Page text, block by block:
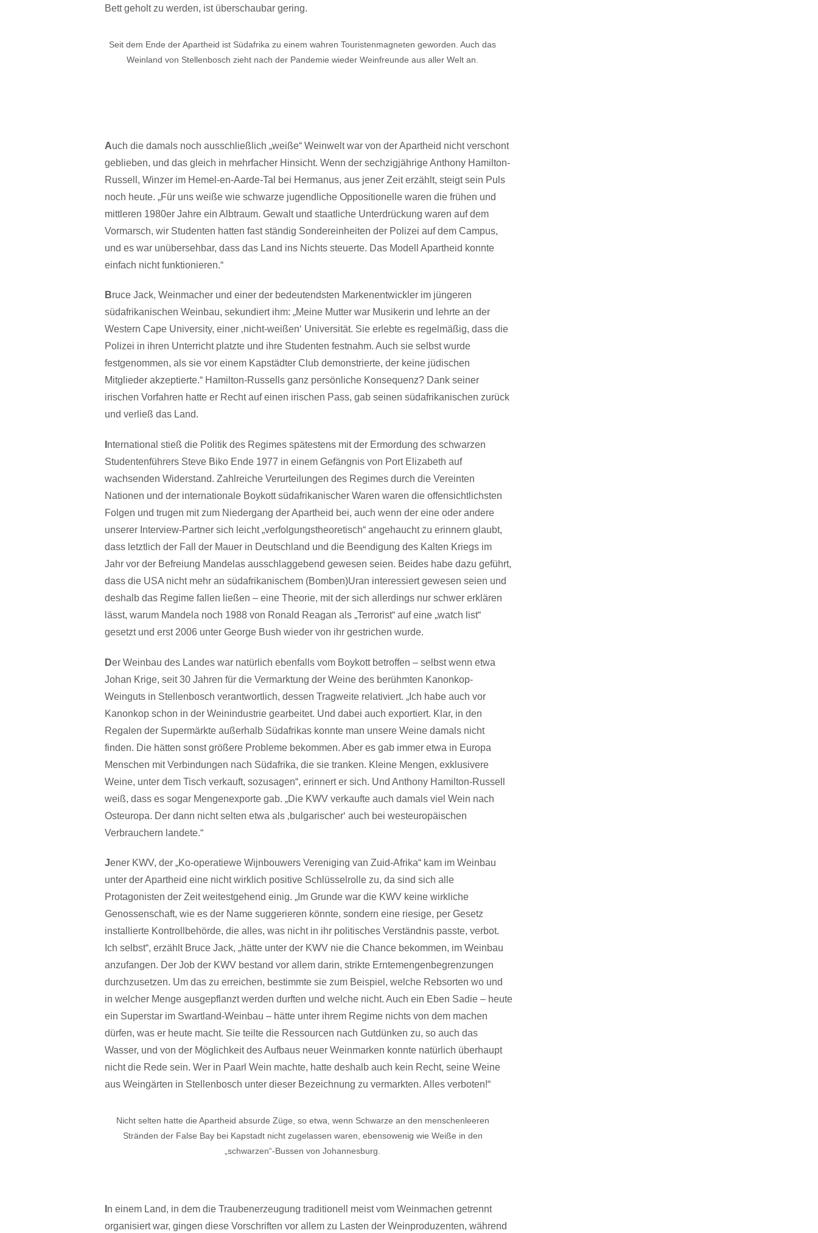
Bett geholt zu werden, ist überschaubar gering.
Seit dem Ende der Apartheid ist Südafrika zu einem wahren Touristenmagneten geworden. Auch das
Weinland von Stellenbosch zieht nach der Pandemie wieder Weinfreunde aus aller Welt an.
Auch die damals noch ausschließlich „weiße“ Weinwelt war von der Apartheid nicht verschont
geblieben, und das gleich in mehrfacher Hinsicht. Wenn der sechzigjährige Anthony Hamilton-
Russell, Winzer im Hemel-en-Aarde-Tal bei Hermanus, aus jener Zeit erzählt, steigt sein Puls
noch heute. „Für uns weiße wie schwarze jugendliche Oppositionelle waren die frühen und
mittleren 1980er Jahre ein Albtraum. Gewalt und staatliche Unterdrückung waren auf dem
Vormarsch, wir Studenten hatten fast ständig Sondereinheiten der Polizei auf dem Campus,
und es war unübersehbar, dass das Land ins Nichts steuerte. Das Modell Apartheid konnte
einfach nicht funktionieren.“
Bruce Jack, Weinmacher und einer der bedeutendsten Markenentwickler im jüngeren
südafrikanischen Weinbau, sekundiert ihm: „Meine Mutter war Musikerin und lehrte an der
Western Cape University, einer ‚nicht-weißen‘ Universität. Sie erlebte es regelmäßig, dass die
Polizei in ihren Unterricht platzte und ihre Studenten festnahm. Auch sie selbst wurde
festgenommen, als sie vor einem Kapstädter Club demonstrierte, der keine jüdischen
Mitglieder akzeptierte.“ Hamilton-Russells ganz persönliche Konsequenz? Dank seiner
irischen Vorfahren hatte er Recht auf einen irischen Pass, gab seinen südafrikanischen zurück
und verließ das Land.
nternational stieß die Politik des Regimes spätestens mit der Ermordung des schwarzen
Studentenführers Steve Biko Ende 1977 in einem Gefängnis von Port Elizabeth auf
wachsenden Widerstand. Zahlreiche Verurteilungen des Regimes durch die Vereinten
Nationen und der internationale Boykott südafrikanischer Waren waren die offensichtlichsten
Folgen und trugen mit zum Niedergang der Apartheid bei, auch wenn der eine oder andere
unserer Interview-Partner sich leicht „verfolgungstheoretisch“ angehaucht zu erinnern glaubt,
dass letztlich der Fall der Mauer in Deutschland und die Beendigung des Kalten Kriegs im
Jahr vor der Befreiung Mandelas ausschlaggebend gewesen seien. Beides habe dazu geführt,
dass die USA nicht mehr an südafrikanischem (Bomben)Uran interessiert gewesen seien und
deshalb das Regime fallen ließen – eine Theorie, mit der sich allerdings nur schwer erklären
lässt, warum Mandela noch 1988 von Ronald Reagan als „Terrorist“ auf eine „watch list“
gesetzt und erst 2006 unter George Bush wieder von ihr gestrichen wurde.
Der Weinbau des Landes war natürlich ebenfalls vom Boykott betroffen – selbst wenn etwa
Johan Krige, seit 30 Jahren für die Vermarktung der Weine des berühmten Kanonkop-
Weinguts in Stellenbosch verantwortlich, dessen Tragweite relativiert. „Ich habe auch vor
Kanonkop schon in der Weinindustrie gearbeitet. Und dabei auch exportiert. Klar, in den
Regalen der Supermärkte außerhalb Südafrikas konnte man unsere Weine damals nicht
finden. Die hätten sonst größere Probleme bekommen. Aber es gab immer etwa in Europa
Menschen mit Verbindungen nach Südafrika, die sie tranken. Kleine Mengen, exklusivere
Weine, unter dem Tisch verkauft, sozusagen“, erinnert er sich. Und Anthony Hamilton-Russell
weiß, dass es sogar Mengenexporte gab. „Die KWV verkaufte auch damals viel Wein nach
Osteuropa. Der dann nicht selten etwa als ‚bulgarischer‘ auch bei westeuropäischen
Verbrauchern landete.“
Jener KWV, der „Ko-operatiewe Wijnbouwers Vereniging van Zuid-Afrika“ kam im Weinbau
unter der Apartheid eine nicht wirklich positive Schlüsselrolle zu, da sind sich alle
Protagonisten der Zeit weitestgehend einig. „Im Grunde war die KWV keine wirkliche
Genossenschaft, wie es der Name suggerieren könnte, sondern eine riesige, per Gesetz
installierte Kontrollbehörde, die alles, was nicht in ihr politisches Verständnis passte, verbot.
Ich selbst“, erzählt Bruce Jack, „hätte unter der KWV nie die Chance bekommen, im Weinbau
anzufangen. Der Job der KWV bestand vor allem darin, strikte Erntemengenbegrenzungen
durchzusetzen. Um das zu erreichen, bestimmte sie zum Beispiel, welche Rebsorten wo und
in welcher Menge ausgepflanzt werden durften und welche nicht. Auch ein Eben Sadie – heute
ein Superstar im Swartland-Weinbau – hätte unter ihrem Regime nichts von dem machen
dürfen, was er heute macht. Sie teilte die Ressourcen nach Gutdünken zu, so auch das
Wasser, und von der Möglichkeit des Aufbaus neuer Weinmarken konnte natürlich überhaupt
nicht die Rede sein. Wer in Paarl Wein machte, hatte deshalb auch kein Recht, seine Weine
aus Weingärten in Stellenbosch unter dieser Bezeichnung zu vermarkten. Alles verboten!“
Nicht selten hatte die Apartheid absurde Züge, so etwa, wenn Schwarze an den menschenleeren
Stränden der False Bay bei Kapstadt nicht zugelassen waren, ebensowenig wie Weiße in den
„schwarzen“-Bussen von Johannesburg.
n einem Land, in dem die Traubenerzeugung traditionell meist vom Weinmachen getrennt
organisiert war, gingen diese Vorschriften vor allem zu Lasten der Weinproduzenten, während